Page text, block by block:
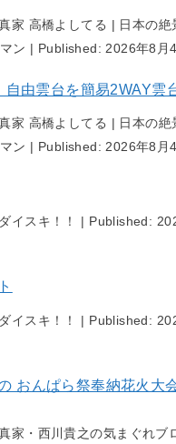
家 高橋よしてる | 日本の
ン | Published: 2026年8月
自由雲台を簡易2WAY雲
家 高橋よしてる | 日本の
ン | Published: 2026年8月
イスキ！！ | Published:
イスキ！！ | Published:
おんぱら祭奉納花火大
家・西川貴之の気まぐれブ